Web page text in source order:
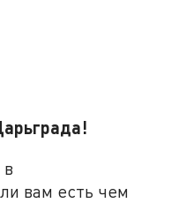
вам есть чем